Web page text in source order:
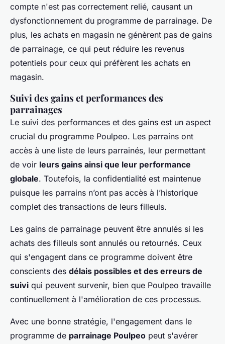
compte n'est pas correctement relié, causant un
dysfonctionnement du programme de parrainage. De
plus, les achats en magasin ne génèrent pas de gains
de parrainage, ce qui peut réduire les revenus
potentiels pour ceux qui préfèrent les achats en
magasin.
Suivi des gains et performances des
parrainages
Le suivi des performances et des gains est un aspect
crucial du programme Poulpeo. Les parrains ont
accès à une liste de leurs parrainés, leur permettant
de voir leurs gains ainsi que leur performance
globale. Toutefois, la confidentialité est maintenue
puisque les parrains n’ont pas accès à l’historique
complet des transactions de leurs filleuls.
Les gains de parrainage peuvent être annulés si les
achats des filleuls sont annulés ou retournés. Ceux
qui s'engagent dans ce programme doivent être
conscients des délais possibles et des erreurs de
suivi qui peuvent survenir, bien que Poulpeo travaille
continuellement à l'amélioration de ces processus.
Avec une bonne stratégie, l'engagement dans le
programme de parrainage Poulpeo peut s'avérer